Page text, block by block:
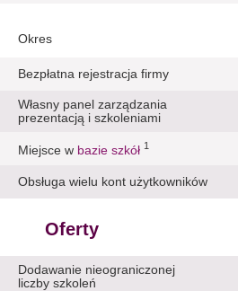
Okres
Bezpłatna rejestracja firmy
Własny panel zarządzania
prezentacją i szkoleniami
Miejsce w bazie szkół 1
Obsługa wielu kont użytkowników
Oferty
Dodawanie nieograniczonej
liczby szkoleń